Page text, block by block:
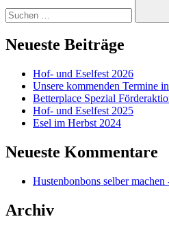
Neueste Beiträge
Hof- und Eselfest 2026
Unsere kommenden Termine
Betterplace Spezial
Hof- und Eselfest 2025
Esel im Herbst 2024
Neueste Kommentare
Hustenbonbons selber
Archiv